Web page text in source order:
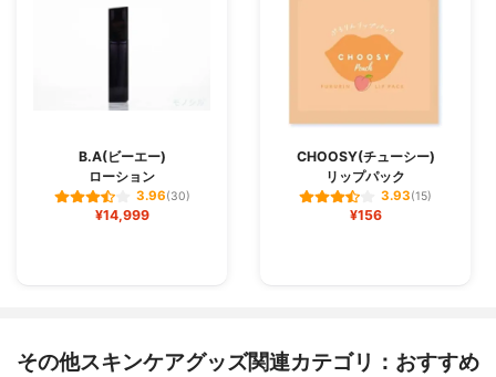
B.A(ビーエー)
ローション
3.96(30)
¥14,999
CHOOSY(チューシー)
リップパック
3.93(15)
¥156
その他スキンケアグッズ関連カテゴリ：おすすめ